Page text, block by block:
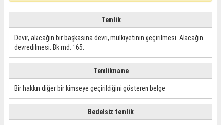
Temlik
Devir, alacağın bir başkasına devri, mülkiyetinin geçirilmesi. Alacağın
devredilmesi. Bk md. 165.
Temlikname
Bir hakkın diğer bir kimseye geçirildiğini gösteren belge
Bedelsiz temlik